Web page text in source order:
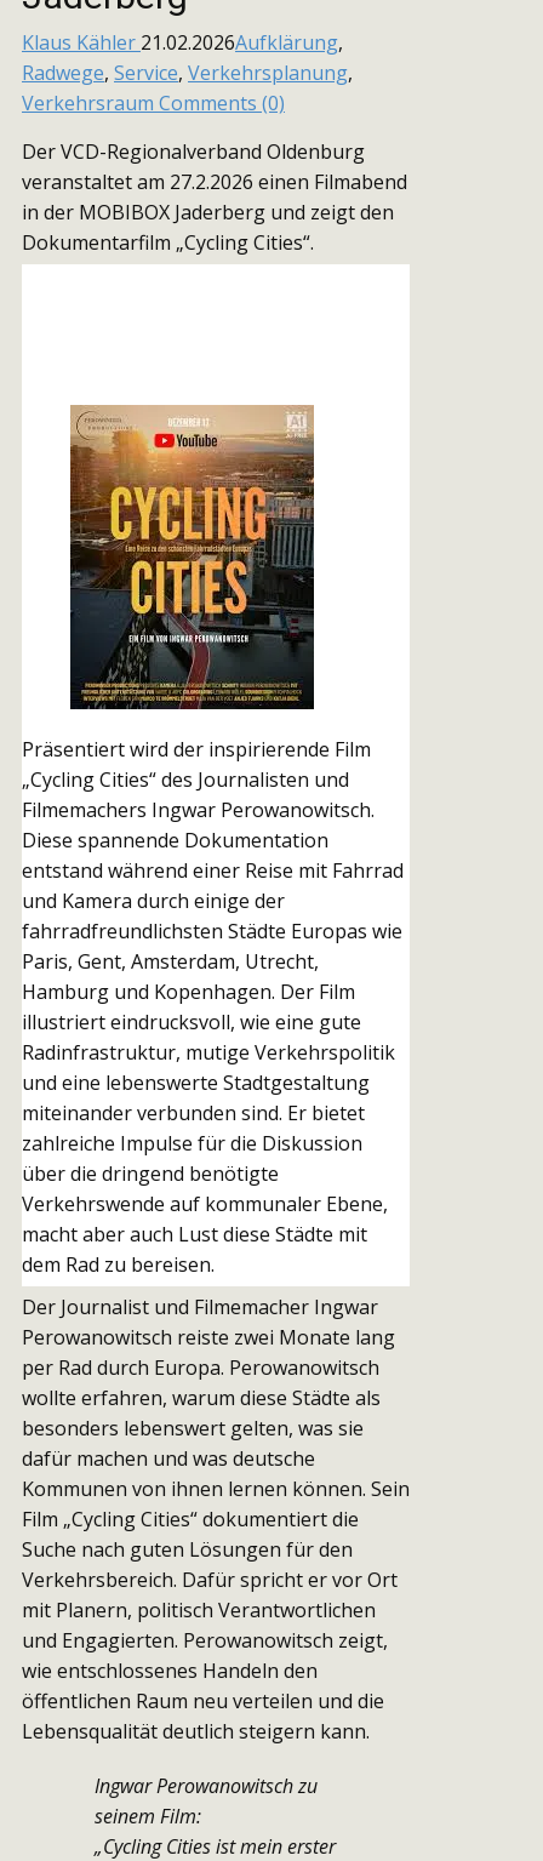
Klaus Kähler 21.02.2026Aufklärung,
Radwege, Service, Verkehrsplanung,
Verkehrsraum Comments (0)
Der VCD-Regionalverband Oldenburg
veranstaltet am 27.2.2026 einen Filmabend
in der MOBIBOX Jaderberg und zeigt den
Dokumentarfilm „Cycling Cities“.
Präsentiert wird der inspirierende Film
„Cycling Cities“ des Journalisten und
Filmemachers Ingwar Perowanowitsch.
Diese spannende Dokumentation
entstand während einer Reise mit Fahrrad
und Kamera durch einige der
fahrradfreundlichsten Städte Europas wie
Paris, Gent, Amsterdam, Utrecht,
Hamburg und Kopenhagen. Der Film
illustriert eindrucksvoll, wie eine gute
Radinfrastruktur, mutige Verkehrspolitik
und eine lebenswerte Stadtgestaltung
miteinander verbunden sind. Er bietet
zahlreiche Impulse für die Diskussion
über die dringend benötigte
Verkehrswende auf kommunaler Ebene,
macht aber auch Lust diese Städte mit
dem Rad zu bereisen.
Der Journalist und Filmemacher Ingwar
Perowanowitsch reiste zwei Monate lang
per Rad durch Europa. Perowanowitsch
wollte erfahren, warum diese Städte als
besonders lebenswert gelten, was sie
dafür machen und was deutsche
Kommunen von ihnen lernen können. Sein
Film „Cycling Cities“ dokumentiert die
Suche nach guten Lösungen für den
Verkehrsbereich. Dafür spricht er vor Ort
mit Planern, politisch Verantwortlichen
und Engagierten. Perowanowitsch zeigt,
wie entschlossenes Handeln den
öffentlichen Raum neu verteilen und die
Lebensqualität deutlich steigern kann.
Ingwar Perowanowitsch zu
seinem Film:
„Cycling Cities ist mein erster